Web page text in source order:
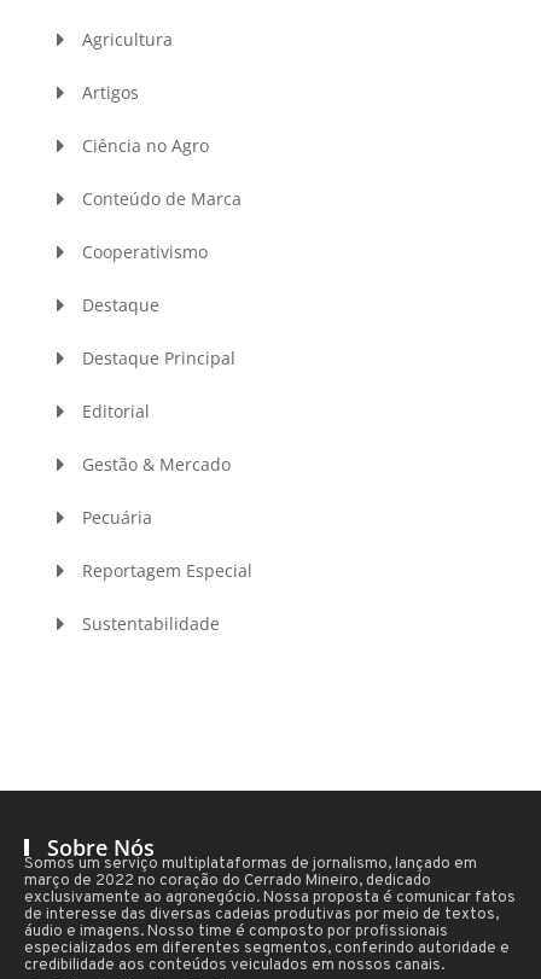
Agricultura
Artigos
Ciência no Agro
Conteúdo de Marca
Cooperativismo
Destaque
Destaque Principal
Editorial
Gestão & Mercado
Pecuária
Reportagem Especial
Sustentabilidade
Sobre Nós
Somos um serviço multiplataformas de jornalismo, lançado em
março de 2022 no coração do Cerrado Mineiro, dedicado
exclusivamente ao agronegócio. Nossa proposta é comunicar fatos
de interesse das diversas cadeias produtivas por meio de textos,
áudio e imagens. Nosso time é composto por profissionais
especializados em diferentes segmentos, conferindo autoridade e
credibilidade aos conteúdos veiculados em nossos canais.